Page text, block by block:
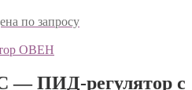
по запросу
ПИД-регулятор с